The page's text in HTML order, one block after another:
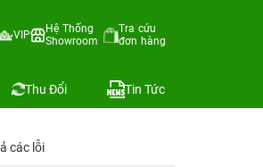
VIP
Hệ Thống
Showroom
Tra cứu
đơn hàng
Thu Đổi Tin Tức
các lỗi